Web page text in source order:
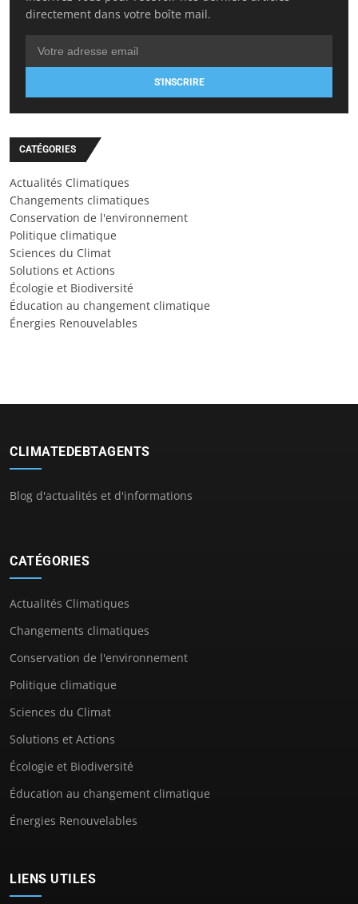
directement dans votre boîte mail.
S'INSCRIRE
CATÉGORIES
Actualités Climatiques
Changements climatiques
Conservation de l'environnement
Politique climatique
Sciences du Climat
Solutions et Actions
Écologie et Biodiversité
Éducation au changement climatique
Énergies Renouvelables
CLIMATEDEBTAGENTS
Blog d'actualités et d'informations
CATÉGORIES
Actualités Climatiques
Changements climatiques
Conservation de l'environnement
Politique climatique
Sciences du Climat
Solutions et Actions
Écologie et Biodiversité
Éducation au changement climatique
Énergies Renouvelables
LIENS UTILES